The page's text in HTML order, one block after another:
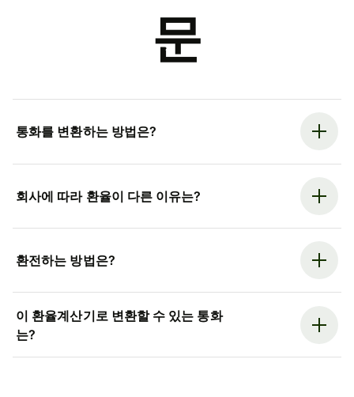
문
통화를 변환하는 방법은?
회사에 따라 환율이 다른 이유는?
환전하는 방법은?
이 환율계산기로 변환할 수 있는 통화
는?